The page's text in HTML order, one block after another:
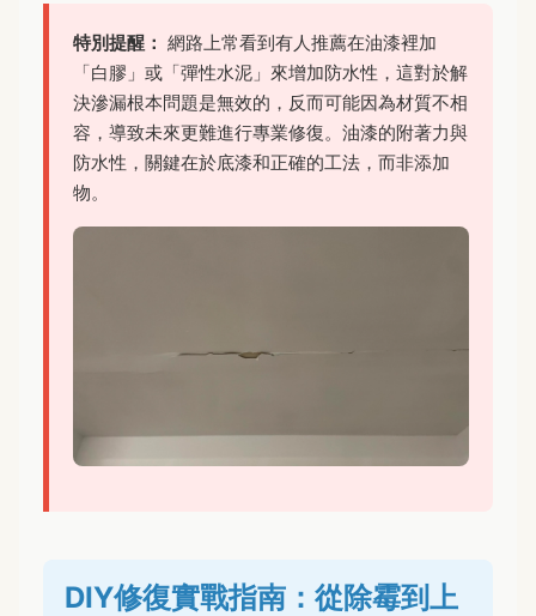
特別提醒： 網路上常看到有人推薦在油漆裡加
「白膠」或「彈性水泥」來增加防水性，這對於解
決滲漏根本問題是無效的，反而可能因為材質不相
容，導致未來更難進行專業修復。油漆的附著力與
防水性，關鍵在於底漆和正確的工法，而非添加
物。
DIY修復實戰指南：從除霉到上